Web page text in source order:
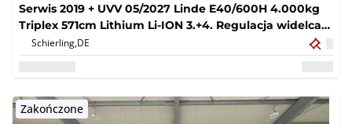
Serwis 2019 + UVV 05/2027 Linde E40/600H 4.000kg
Triplex 571cm Lithium Li-ION 3.+4. Regulacja widelca
zaworów 135cm Elektryczny wózek wid?y 9.317 godz.
Schierling,DE
Zakończone